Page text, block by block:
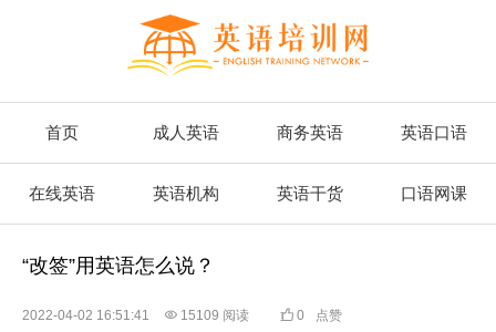
首页 成人英语 商务英语 英语口语
在线英语 英语机构 英语干货 口语网课
“改签”用英语怎么说？
2022-04-02 16:51:41  15109 阅读  0 点赞